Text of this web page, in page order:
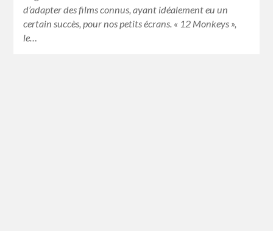
d’adapter des films connus, ayant idéalement eu un
certain succès, pour nos petits écrans. « 12 Monkeys »,
le…